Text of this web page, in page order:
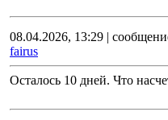
08.04.2026, 13:29 |
fairus
Осталось 10 дней. Что